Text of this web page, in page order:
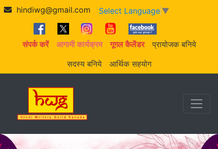
hindiwg@gmail.com Select Language ▼
संपर्क करें आगामी कार्यक्रम गूगल कैलेंडर
प्रायोजक बनिये
सदस्य बनिये
आर्थिक सहयोग